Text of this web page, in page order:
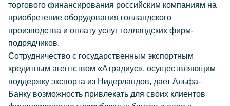
торгового финансирования российским компаниям на
приобретение оборудования голландского
производства и оплату услуг голландских фирм-
подрядчиков.
Сотрудничество с государственным экспортным
кредитным агентством «Атрадиус», осуществляющим
поддержку экспорта из Нидерландов, дает Альфа-
Банку возможность привлекать для своих клиентов